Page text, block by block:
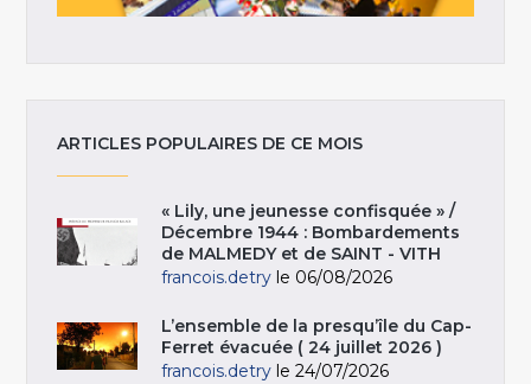
ARTICLES POPULAIRES DE CE MOIS
« Lily, une jeunesse confisquée » /
Décembre 1944 : Bombardements
de MALMEDY et de SAINT - VITH
francois.detry le 06/08/2026
L’ensemble de la presqu’île du Cap-
Ferret évacuée ( 24 juillet 2026 )
francois.detry le 24/07/2026